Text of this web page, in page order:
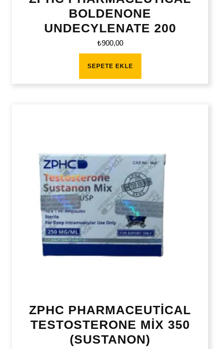
BOLDENONE
UNDECYLENATE 200
₺900,00
SEPETE EKLE
ZPHC PHARMACEUTİCAL
TESTOSTERONE MİX 350
(SUSTANON)